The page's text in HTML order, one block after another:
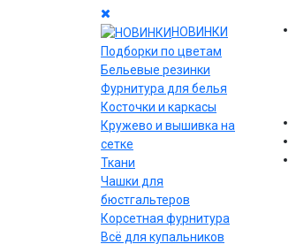
НОВИНКИ
Подборки по цветам
Бельевые резинки
Фурнитура для белья
Косточки и каркасы
Кружево и вышивка на
сетке
Ткани
Чашки для
бюстгальтеров
Корсетная фурнитура
Всё для купальников